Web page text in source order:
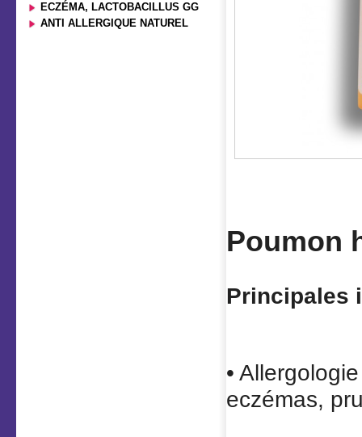
ECZÉMA, LACTOBACILLUS GG
ANTI ALLERGIQUE NATUREL
Poumon
Principales
•
eczémas,